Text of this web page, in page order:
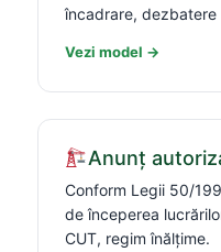
încadrare,
Vezi model →
Anunț
Conform Legii 50/
de începerea
CUT, regim înălțime.